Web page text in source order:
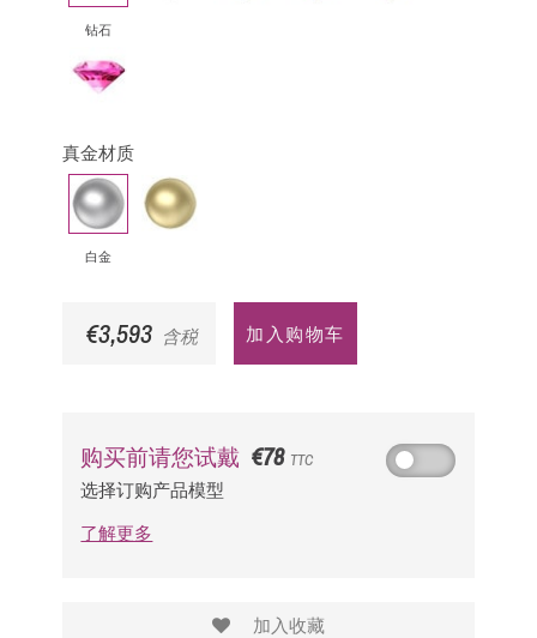
钻石
粉
红
宝
真金材质
白
金
白金
黄
金
€3,593 含税 加入购物车
购买前请您试戴 €78 TTC
选择订购产品模型
了解更多
加入收藏